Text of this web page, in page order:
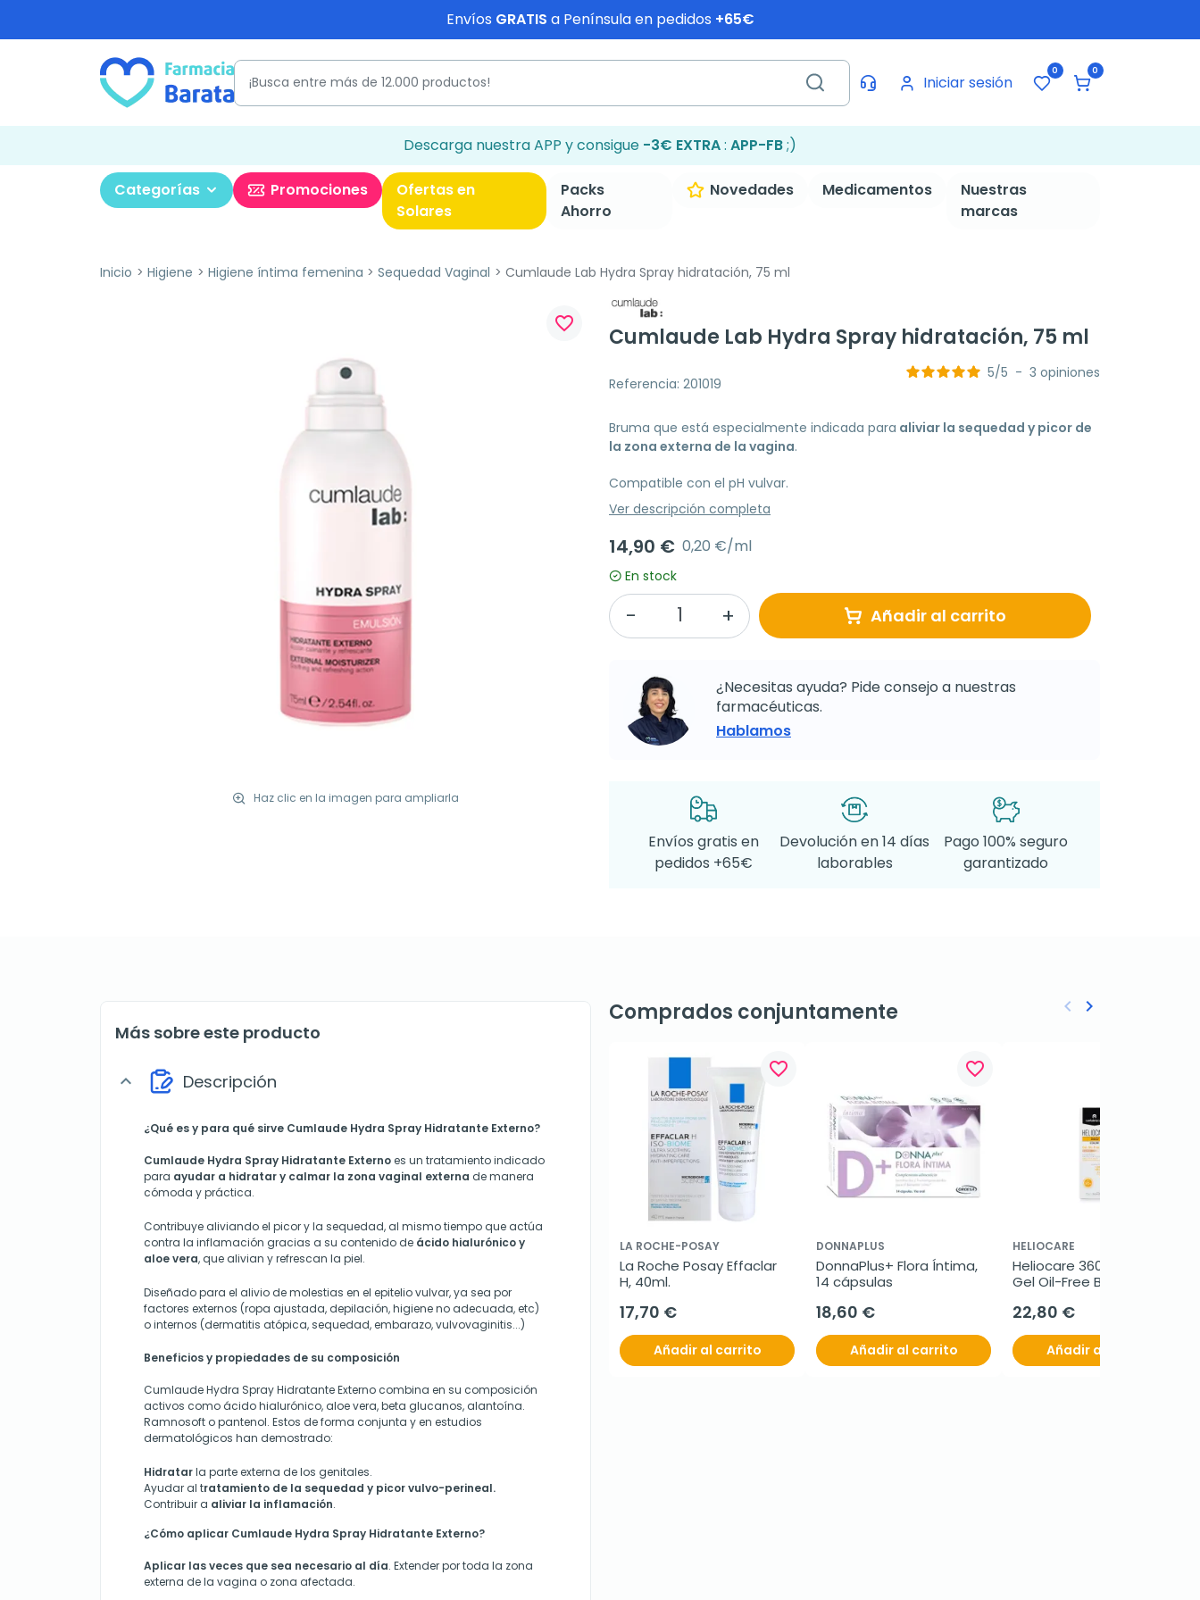
Envíos GRATIS a Península en pedidos +65€
Iniciar sesión
0 0
Descarga nuestra APP y consigue -3€ EXTRA: APP-FB;)
Categorías Promociones
Ofertas en
Solares
Packs
Ahorro
Novedades Medicamentos
Nuestras
marcas
Inicio Higiene Higiene íntima femenina Sequedad Vaginal Cumlaude Lab Hydra Spray hidratación, 75 ml
Haz clic en la imagen para ampliarla
favorite_border
Cumlaude Lab Hydra Spray hidratación, 75 ml
Referencia: 201019
5/5 - 3 opiniones
Bruma que está especialmente indicada para aliviar la sequedad y picor de
la zona externa de la vagina.
Compatible con el pH vulvar.
Ver descripción completa
14,90 € 0,20 €/ml
En stock
Añadir al carrito
¿Necesitas ayuda? Pide consejo a nuestras
farmacéuticas.
Hablamos
Envíos gratis en
pedidos +65€
Devolución en 14 días
laborables
Pago 100% seguro
garantizado
Más sobre este producto
expand_more Descripción
¿Qué es y para qué sirve Cumlaude Hydra Spray Hidratante Externo?
Cumlaude Hydra Spray Hidratante Externoes un tratamiento indicado
para ayudar a hidratar y calmar la zona vaginal externa de manera
cómoda y práctica.
Contribuye aliviando el picor y la sequedad, al mismo tiempo que actúa
contra la inflamación gracias a su contenido de ácido hialurónico y
aloe vera, que alivian y refrescan la piel.
Diseñado para el alivio de molestias en el epitelio vulvar, ya sea por
factores externos (ropa ajustada, depilación, higiene no adecuada, etc)
o internos (dermatitis atópica, sequedad, embarazo, vulvovaginitis...)
Beneficios y propiedades de su composición
Cumlaude Hydra Spray Hidratante Externo combina en su composición
activos como ácido hialurónico, aloe vera, beta glucanos, alantoína.
Ramnosoft o pantenol. Estos de forma conjunta y en estudios
dermatológicos han demostrado:
Hidratarla parte externa de los genitales.
Ayudar al tratamiento de la sequedad y picor vulvo-perineal.
Contribuir a aliviar la inflamación.
¿Cómo aplicar Cumlaude Hydra Spray Hidratante Externo?
Aplicar las veces que sea necesario al día. Extender por toda la zona
externa de la vagina o zona afectada.
Comprados conjuntamente
favorite_border
LA ROCHE-POSAY
La Roche Posay Effaclar
H, 40ml.
17,70 €
Añadir al carrito
favorite_border
DONNAPLUS
DonnaPlus+ Flora Íntima,
14 cápsulas
18,60 €
Añadir al carrito
HELIOCARE
Heliocare 360º SPF50+
Gel Oil-Free Bronze, 50 ml
22,80 €
Añadir al carrito
Anterior
keyboard_arrow_left Siguiente
keyboard_arrow_right